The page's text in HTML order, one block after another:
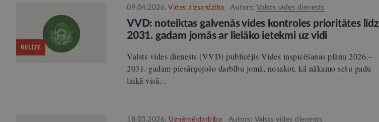
RELĪZE
09.04.2026. Vides aizsardzība Autors: Valsts vides dienests
VVD: noteiktas galvenās vides kontroles prioritātes līdz
2031. gadam jomās ar lielāko ietekmi uz vidi
Valsts vides dienests (VVD) publicējis Vides inspicēšanas plānu 2026.–
2031. gadam piesārņojošo darbību jomā, nosakot, kā nākamo sešu gadu
laikā visā…
18.03.2026. Uzņēmējdarbība Autors: Valsts vides dienests